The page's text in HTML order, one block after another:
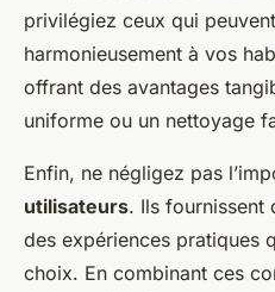
privilégiez ceux qui
harmonieusement à vos
offrant des avantages
uniforme ou un nettoyage
Enfin, ne négligez pas
utilisateurs. Ils fournissent
des expériences pratiques
choix. En combinant ces